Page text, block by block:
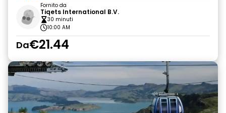
Fornito da
Tiqets International B.V.
30 minuti
10:00 AM
Da€21.44